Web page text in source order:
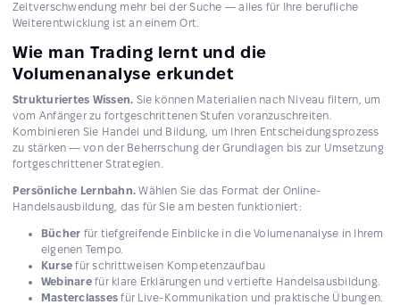
Zeitverschwendung mehr bei der Suche — alles für Ihre berufliche
Weiterentwicklung ist an einem Ort.
Wie man Trading lernt und die
Volumenanalyse erkundet
Strukturiertes Wissen. Sie können Materialien nach Niveau filtern, um
vom Anfänger zu fortgeschrittenen Stufen voranzuschreiten.
Kombinieren Sie Handel und Bildung, um Ihren Entscheidungsprozess
zu stärken — von der Beherrschung der Grundlagen bis zur Umsetzung
fortgeschrittener Strategien.
Persönliche Lernbahn. Wählen Sie das Format der Online-
Handelsausbildung, das für Sie am besten funktioniert:
Bücher für tiefgreifende Einblicke in die Volumenanalyse in Ihrem
eigenen Tempo.
Kurse für schrittweisen Kompetenzaufbau
Webinarefür klare Erklärungen und vertiefte Handelsausbildung.
Masterclasses für Live-Kommunikation und praktische Übungen.